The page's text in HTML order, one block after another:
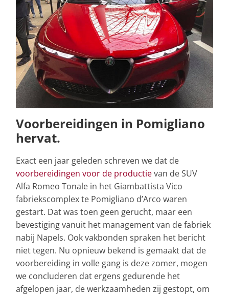
Voorbereidingen in Pomigliano
hervat.
Exact een jaar geleden schreven we dat de
voorbereidingen voor de productievan de SUV
Alfa Romeo Tonale in het Giambattista Vico
fabriekscomplex te Pomigliano d’Arco waren
gestart. Dat was toen geen gerucht, maar een
bevestiging vanuit het management van de fabriek
nabij Napels. Ook vakbonden spraken het bericht
niet tegen. Nu opnieuw bekend is gemaakt dat de
voorbereiding in volle gang is deze zomer, mogen
we concluderen dat ergens gedurende het
afgelopen jaar, de werkzaamheden zij gestopt, om